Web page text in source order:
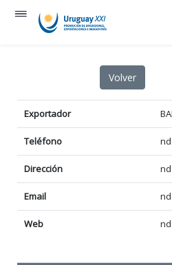
Exportador
Teléfono
Dirección nd
Email
Web nd